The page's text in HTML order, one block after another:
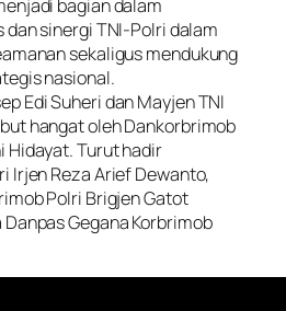
bagian dalam
sinergi TNI-Polri dalam
sekaligus mendukung
nasional.
Edi Suheri dan Mayjen TNI
hangat oleh Dankorbrimob
Hidayat. Turut hadir
Irjen Reza Arief Dewanto,
Polri Brigjen Gatot
Gegana Korbrimob